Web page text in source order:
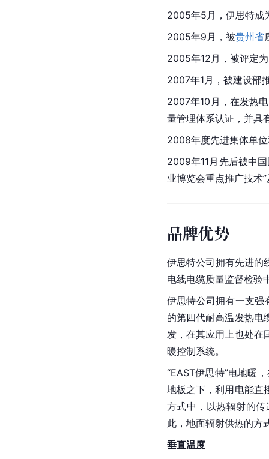
2005年5月，伊思特成
2005年9月，被贵州省
2005年12月，被评定
2007年1月，被建设部
2007年10月，在发热
量管理体系认证，并具
2008年度先进集体单
2009年11月先后被中
业博览会重点推广技术
品牌优势
伊思特公司拥有先进的
电线电缆质量监督检验
伊思特公司拥有一支
的第四代耐高温发热电
发，在其应用上也处在
暖控制系统。
“EAST伊思特”电地暖
地板之下，利用电能直
方式中，以热辐射的
此，地面辐射供热的方
垂直温度